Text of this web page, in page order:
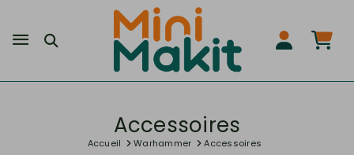
Accessoires
Accueil Warhammer Accessoires